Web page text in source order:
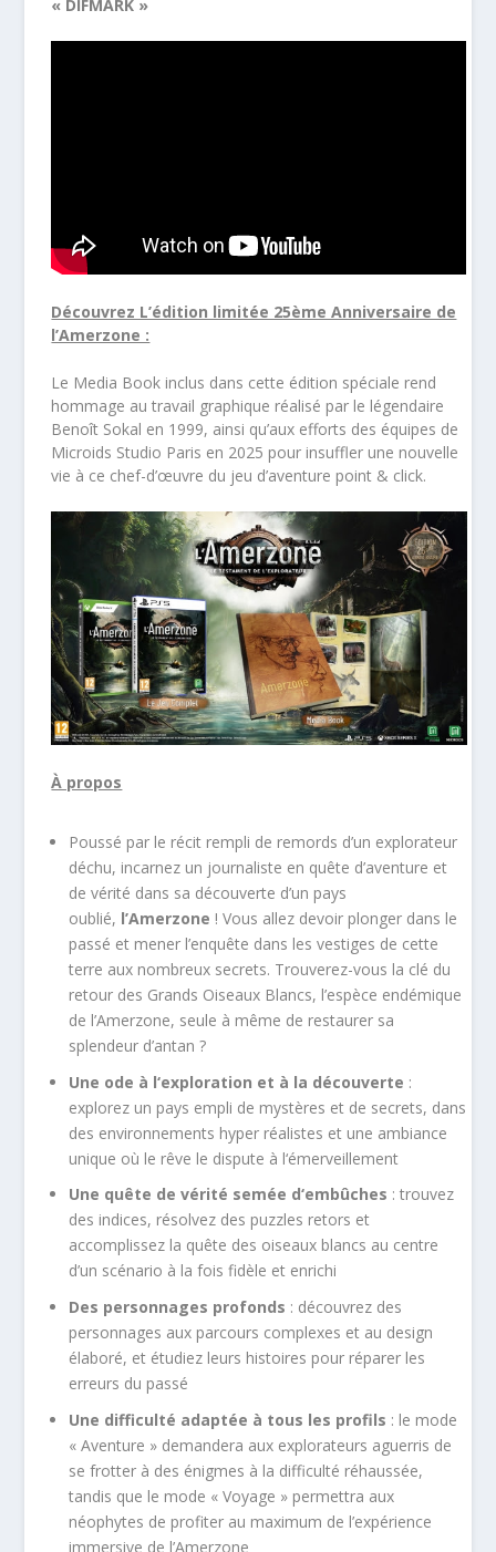
« DIFMARK »
Découvrez L’édition limitée 25ème Anniversaire de
l’Amerzone :
Le Media Book inclus dans cette édition spéciale rend
hommage au travail graphique réalisé par le légendaire
Benoît Sokal en 1999, ainsi qu’aux efforts des équipes de
Microids Studio Paris en 2025 pour insuffler une nouvelle
vie à ce chef-d’œuvre du jeu d’aventure point & click.
À propos
Poussé par le récit rempli de remords d’un explorateur
déchu, incarnez un journaliste en quête d’aventure et
de vérité dans sa découverte d’un pays
oublié, l’Amerzone ! Vous allez devoir plonger dans le
passé et mener l’enquête dans les vestiges de cette
terre aux nombreux secrets. Trouverez-vous la clé du
retour des Grands Oiseaux Blancs, l’espèce endémique
de l’Amerzone, seule à même de restaurer sa
splendeur d’antan ?
Une ode à l‘exploration et à la découverte :
explorez un pays empli de mystères et de secrets, dans
des environnements hyper réalistes et une ambiance
unique où le rêve le dispute à l‘émerveillement
Une quête de vérité semée d‘embûches : trouvez
des indices, résolvez des puzzles retors et
accomplissez la quête des oiseaux blancs au centre
d’un scénario à la fois fidèle et enrichi
Des personnages profonds : découvrez des
personnages aux parcours complexes et au design
élaboré, et étudiez leurs histoires pour réparer les
erreurs du passé
Une difficulté adaptée à tous les profils : le mode
« Aventure » demandera aux explorateurs aguerris de
se frotter à des énigmes à la difficulté réhaussée,
tandis que le mode « Voyage » permettra aux
néophytes de profiter au maximum de l’expérience
immersive de l’Amerzone